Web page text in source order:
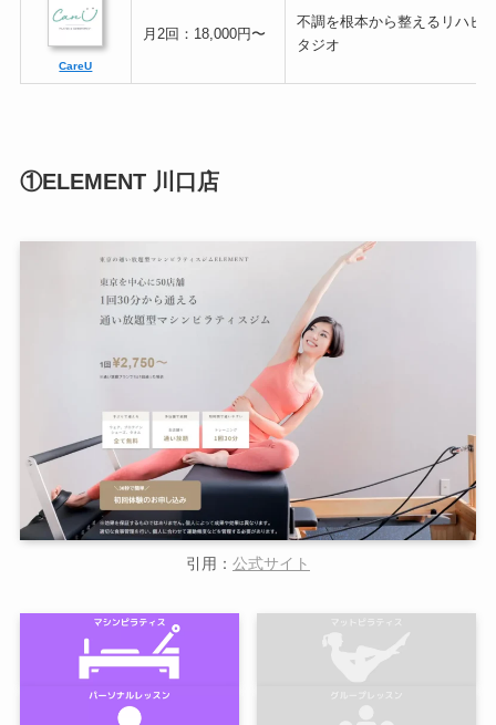
CareU
月2回：18,000円〜
不調を根本から整えるリハビ
タジオ
①ELEMENT 川口店
引用： 公式サイト